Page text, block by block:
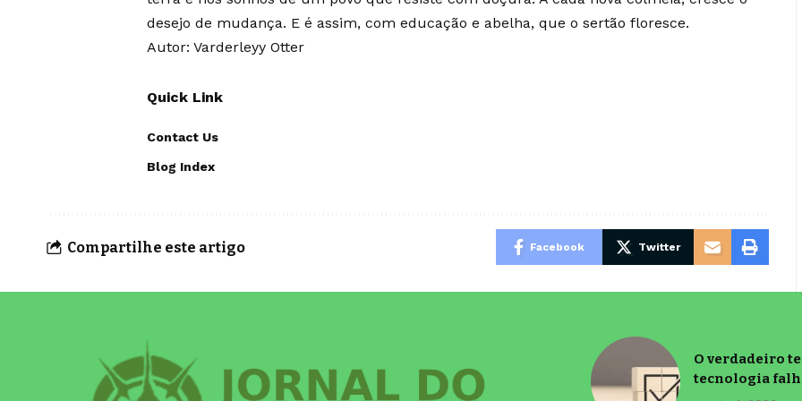
desejo de mudança. E é assim, com educação e abelha, que o sertão floresce.
Autor: Varderleyy Otter
Quick Link
Contact Us
Blog Index
Compartilhe este artigo Facebook Twitter
O verdadeiro
tecnologia